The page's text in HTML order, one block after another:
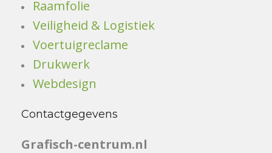
Raamfolie
Veiligheid & Logistiek
Voertuigreclame
Drukwerk
Webdesign
Contactgegevens
Grafisch-centrum.nl